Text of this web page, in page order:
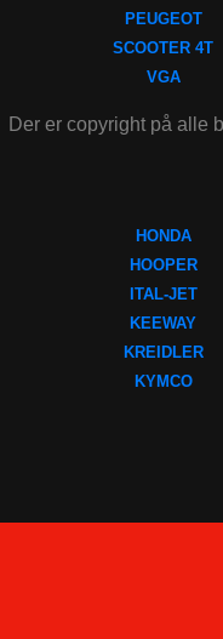
PEUGEOT
SCOOTER 4T
VGA
Der er copyright på alle
HONDA
HOOPER
ITAL-JET
KEEWAY
KREIDLER
KYMCO